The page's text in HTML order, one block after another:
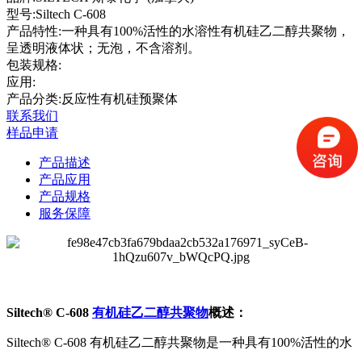
型号:Siltech C-608
产品特性:一种具有100%活性的水溶性有机硅乙二醇共聚物，
呈透明液体状；无泡，不含溶剂。
包装规格:
应用:
产品分类:反应性有机硅预聚体
联系我们
样品申请
产品描述
产品应用
产品规格
服务保障
Siltech® C-608 有机硅乙二醇共聚物概述：
Siltech® C-608 有机硅乙二醇共聚物是一种具有100%活性的水